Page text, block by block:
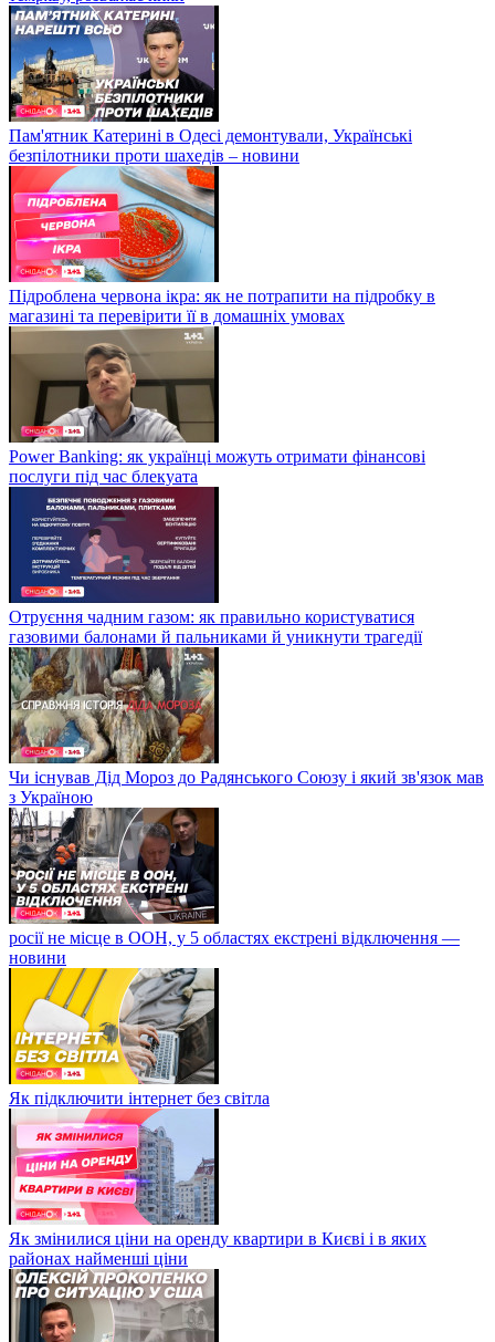
Пам'ятник Катерині в Одесі демонтували, Українські
безпілотники проти шахедів – новини
Підроблена червона ікра: як не потрапити на підробку в
магазині та перевірити її в домашніх умовах
Power Banking: як українці можуть отримати фінансові
послуги під час блекуата
Отруєння чадним газом: як правильно користуватися
газовими балонами й пальниками й уникнути трагедії
Чи існував Дід Мороз до Радянського Союзу і який зв'язок мав
з Україною
росії не місце в ООН, у 5 областях екстрені відключення —
новини
Як підключити інтернет без світла
Як змінилися ціни на оренду квартири в Києві і в яких
районах найменші ціни